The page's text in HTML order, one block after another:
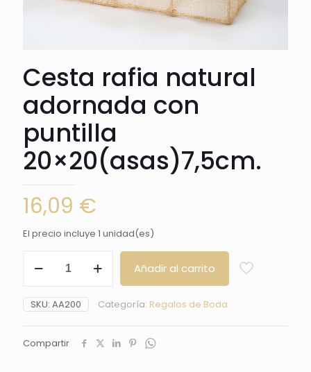
Cesta rafia natural
adornada con
puntilla
20×20(asas)7,5cm.
16,09 €
El precio incluye 1 unidad(es)
rafia
adornada
con
cantidad
Añadir al carrito
SKU: AA200 Categoría: Regalos de Boda
Compartir